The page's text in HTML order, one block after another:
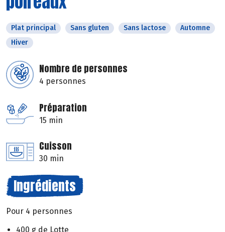
Plat principal Sans gluten Sans lactose
Automne
Hiver
Nombre de personnes
4 personnes
Préparation
15 min
Cuisson
30 min
Ingrédients
Pour 4 personnes
400 g de Lotte